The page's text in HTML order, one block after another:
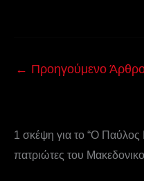
← Προηγούμενο
1 σκέψη για το “Ο Παύλος
πατριώτες του